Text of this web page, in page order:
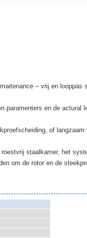
– vrij en looppas
en de
of
staalkamer, het
om de rotor en de